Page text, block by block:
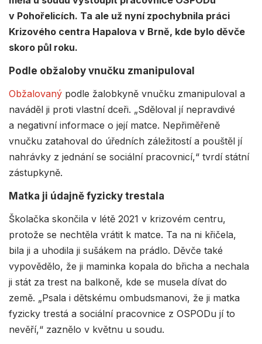
v Pohořelicích. Ta ale už nyní zpochybnila práci
Krizového centra Hapalova v Brně, kde bylo děvče
skoro půl roku.
Podle obžaloby vnučku zmanipuloval
Obžalovaný podle žalobkyně vnučku zmanipuloval a
naváděl ji proti vlastní dceři. „Sděloval jí nepravdivé
a negativní informace o její matce. Nepřiměřeně
vnučku zatahoval do úředních záležitostí a pouštěl jí
nahrávky z jednání se sociální pracovnicí,“ tvrdí státní
zástupkyně.
Matka ji údajně fyzicky trestala
Školačka skončila v létě 2021 v krizovém centru,
protože se nechtěla vrátit k matce. Ta na ni křičela,
bila ji a uhodila ji sušákem na prádlo. Děvče také
vypovědělo, že ji maminka kopala do břicha a nechala
ji stát za trest na balkoně, kde se musela dívat do
země. „Psala i dětskému ombudsmanovi, že ji matka
fyzicky trestá a sociální pracovnice z OSPODu jí to
nevěří,“ zaznělo v květnu u soudu.